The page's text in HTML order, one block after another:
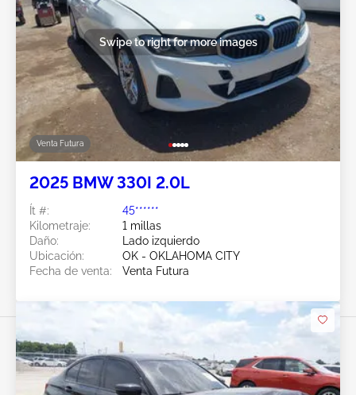
Venta Futura
Swipe to right for more images
2025 BMW 330I 2.0L
Ít #:
45******
Kilometraje:
1 millas
Daño:
Lado izquierdo
Ubicación:
OK - OKLAHOMA CITY
Fecha de venta:
Venta Futura